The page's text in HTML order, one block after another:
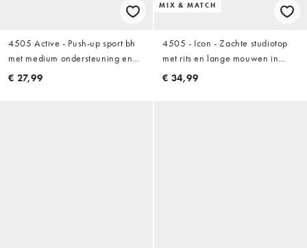
4505 Active - Push-up sport bh
met medium ondersteuning en
mesh detail in zwart
€ 27,99
MIX & MATCH
4505 - Icon - Zachte studiotop
met rits en lange mouwen in
middernacht marineblauw
€ 34,99